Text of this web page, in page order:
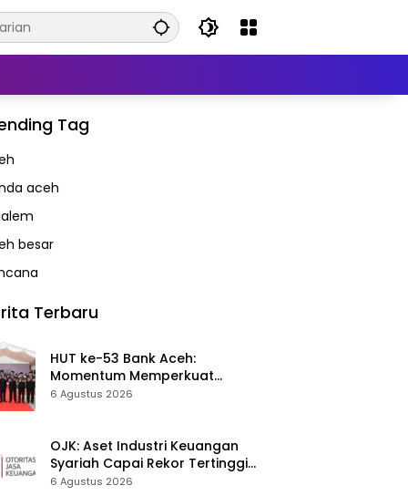
Tag
aceh
besar
Terbaru
HUT ke-53 Bank Aceh:
Momentum Memperkuat
Amanah, Menumbuhkan
6 Agustus 2026
OJK: Aset Industri Keuangan
Syariah Capai Rekor Tertinggi
Rp3.131 Triliun pada 2025
6 Agustus 2026